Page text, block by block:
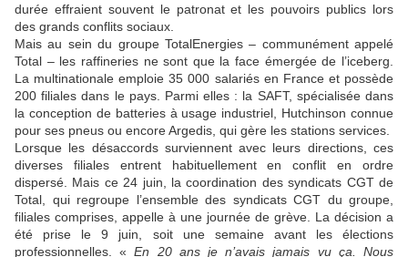
durée effraient souvent le patronat et les pouvoirs publics lors
des grands conflits sociaux.
Mais au sein du groupe TotalEnergies – communément appelé
Total – les raffineries ne sont que la face émergée de l’iceberg.
La multinationale emploie 35 000 salariés en France et possède
200 filiales dans le pays. Parmi elles : la SAFT, spécialisée dans
la conception de batteries à usage industriel, Hutchinson connue
pour ses pneus ou encore Argedis, qui gère les stations services.
Lorsque les désaccords surviennent avec leurs directions, ces
diverses filiales entrent habituellement en conflit en ordre
dispersé. Mais ce 24 juin, la coordination des syndicats CGT de
Total, qui regroupe l’ensemble des syndicats CGT du groupe,
filiales comprises, appelle à une journée de grève. La décision a
été prise le 9 juin, soit une semaine avant les élections
professionnelles. « En 20 ans je n’avais jamais vu ça. Nous